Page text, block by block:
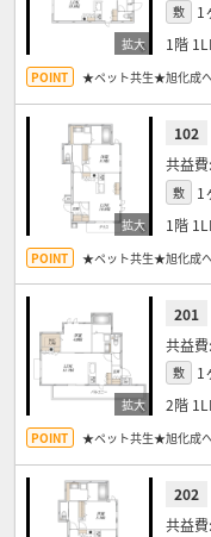
敷 1
1階
★ペット共生★旭化成
102
敷 1
1階
★ペット共生★旭化成
201
敷 1
2階
★ペット共生★旭化成
202